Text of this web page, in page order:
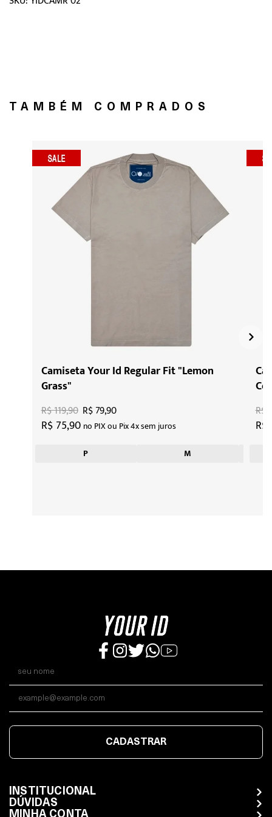
TAMBÉM COMPRADOS
Camiseta Your Id Regular Fit "Lemon
Grass"
R$ 75,90 no PIX ou Pix 4x sem juros
R$ 119,90 R$ 79,90
P M
R$
CADASTRAR
INSTITUCIONAL
DÚVIDAS